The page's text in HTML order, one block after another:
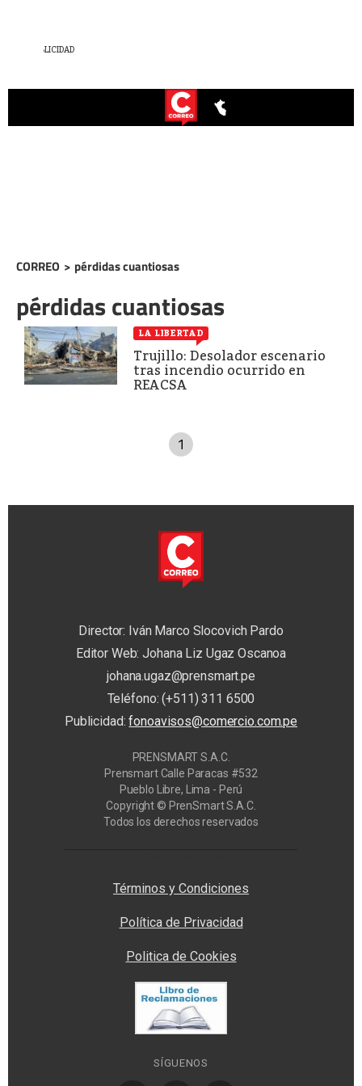
CORREO > pérdidas cuantiosas
pérdidas cuantiosas
LA LIBERTAD
Trujillo: Desolador escenario
tras incendio ocurrido en
REACSA
1
Director: Iván Marco Slocovich Pardo
Editor Web: Johana Liz Ugaz Oscanoa
johana.ugaz@prensmart.pe
Teléfono: (+511) 311 6500
Publicidad:fonoavisos@comercio.com.pe
PRENSMART S.A.C.
Prensmart Calle Paracas #532
Pueblo Libre, Lima - Perú
Copyright © PrenSmart S.A.C.
Todos los derechos reservados
Términos y Condiciones
Política de Privacidad
Politica de Cookies
SÍGUENOS